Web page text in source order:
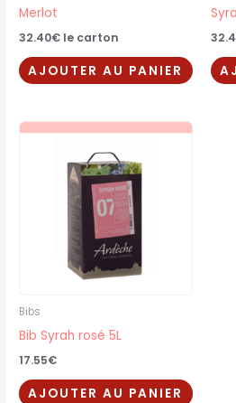
Merlot
32.40€ le carton
AJOUTER AU PANIER
Bibs
Bib Syrah rosé 5L
17.55€
AJOUTER AU PANIER